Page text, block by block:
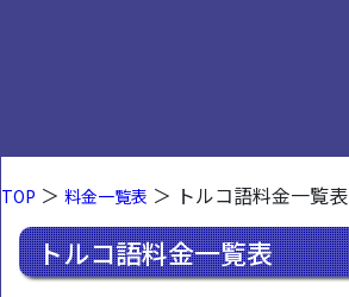
TOP ＞ 料金一覧表 ＞ トルコ語料金一覧表
トルコ語料金一覧表